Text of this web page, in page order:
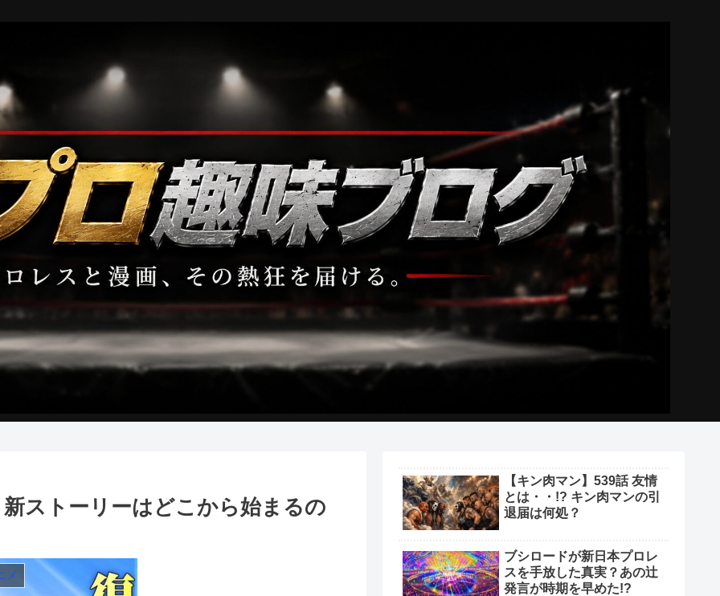
ストーリーはどこから始まるの
メ
【キン肉マン】539話 友情
とは・・!? キン肉マンの引
退届は何処？
ブシロードが新日本プロレ
スを手放した真実？あの辻
発言が時期を早めた!?